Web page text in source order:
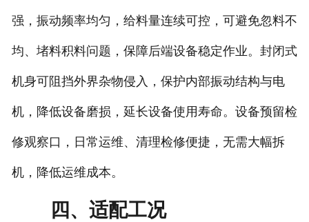
强，振动频率均匀，给料量连续可控，可避免忽料不
均、堵料积料问题，保障后端设备稳定作业。封闭式
机身可阻挡外界杂物侵入，保护内部振动结构与电
机，降低设备磨损，延长设备使用寿命。设备预留检
修观察口，日常运维、清理检修便捷，无需大幅拆
机，降低运维成本。
四、适配工况